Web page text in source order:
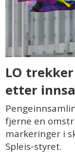
LO
etter
fjerne en
markeringer i
Spleis-styret.